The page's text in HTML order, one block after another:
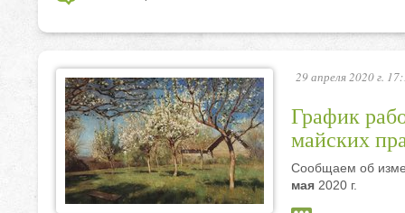
29 апреля 2020 г.
График
майских
Сообщаем об
мая 2020 г.